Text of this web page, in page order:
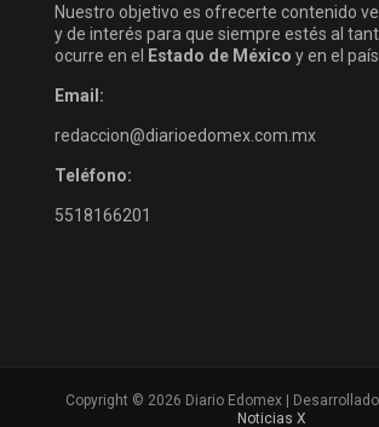
Nuestro objetivo es ofrecerte contenido
y de interés para que siempre estés al
ocurre en el
Estado de México y en el país.
Email:
redaccion@diarioedomex.com.mx
Teléfono:
5518166201
Copyright © 2026 Diario Edomex |
Noticias X